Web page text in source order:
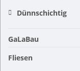
Dünnschichtig
GaLaBau
Fliesen